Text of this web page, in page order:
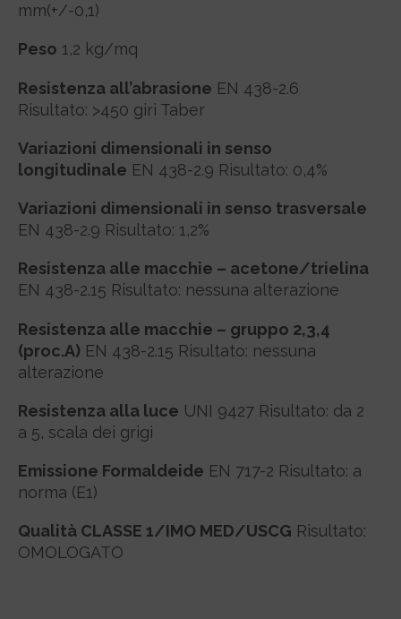
mm(+/-0,1)
Peso 1,2 kg/mq
Resistenza all’abrasione EN 438-2.6
Risultato: >450 giri Taber
Variazioni dimensionali in senso
longitudinale EN 438-2.9 Risultato: 0,4%
Variazioni dimensionali in senso trasversale
EN 438-2.9 Risultato: 1,2%
Resistenza alle macchie – acetone/trielina
EN 438-2.15 Risultato: nessuna alterazione
Resistenza alle macchie – gruppo 2,3,4
(proc.A) EN 438-2.15 Risultato: nessuna
alterazione
Resistenza alla luce UNI 9427 Risultato: da 2
a 5, scala dei grigi
Emissione Formaldeide EN 717-2 Risultato: a
norma (E1)
Qualità CLASSE 1/IMO MED/USCG Risultato:
OMOLOGATO